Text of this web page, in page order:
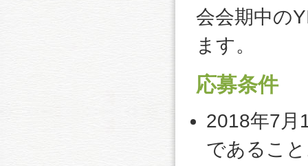
会会期中の
ます。
応募条件
2018年7月
であるこ